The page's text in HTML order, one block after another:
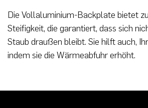
Die Vollaluminium-Backplate bietet
Steifigkeit, die garantiert, dass sich
Staub draußen bleibt. Sie hilft auch,
indem sie die Wärmeabfuhr erhöht.